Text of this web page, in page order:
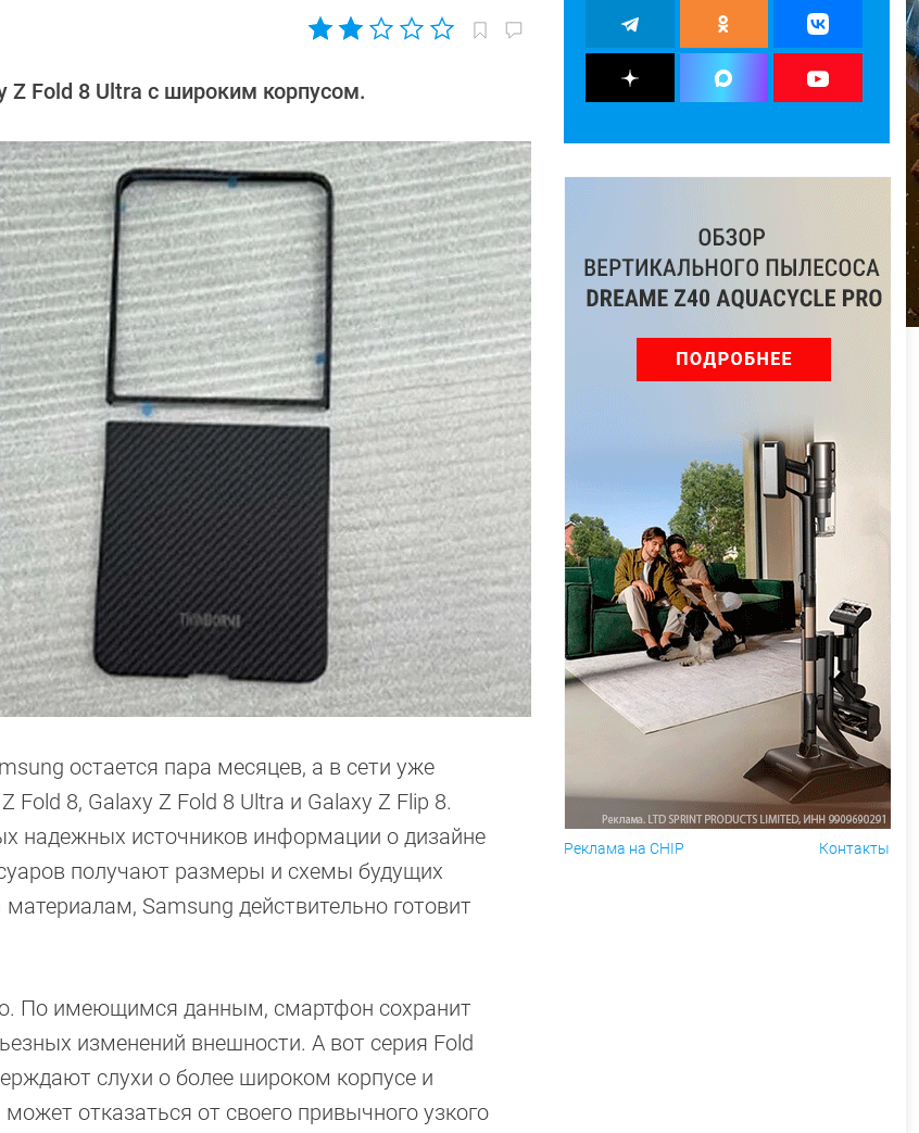
Z Fold 8 Ultra с широким корпусом.
остается пара месяцев, а в сети уже
8, Galaxy Z Fold 8 Ultra и Galaxy Z Flip 8.
надежных источников информации о дизайне
получают размеры и схемы будущих
Samsung действительно готовит
По имеющимся данным, смартфон сохранит
изменений внешности. А вот серия Fold
слухи о более широком корпусе и
отказаться от своего привычного узкого
Реклама на CHIP Контакты